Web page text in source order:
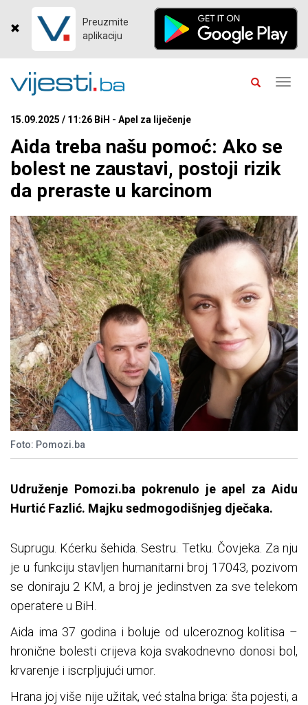
Preuzmite
aplikaciju
15.09.2025 / 11:26 BiH - Apel za liječenje
Aida treba našu pomoć: Ako se
bolest ne zaustavi, postoji rizik
da preraste u karcinom
Foto: Pomozi.ba
Udruženje Pomozi.ba pokrenulo je apel za Aidu
Hurtić Fazlić. Majku sedmogodišnjeg dječaka.
Suprugu. Kćerku šehida. Sestru. Tetku. Čovjeka. Za nju
je u funkciju stavljen humanitarni broj 17043, pozivom
se doniraju 2 KM, a broj je jedinstven za sve telekom
operatere u BiH.
Aida ima 37 godina i boluje od ulceroznog kolitisa –
hronične bolesti crijeva koja svakodnevno donosi bol,
krvarenje i iscrpljujući umor.
Hrana joj više nije užitak, već stalna briga: šta pojesti, a